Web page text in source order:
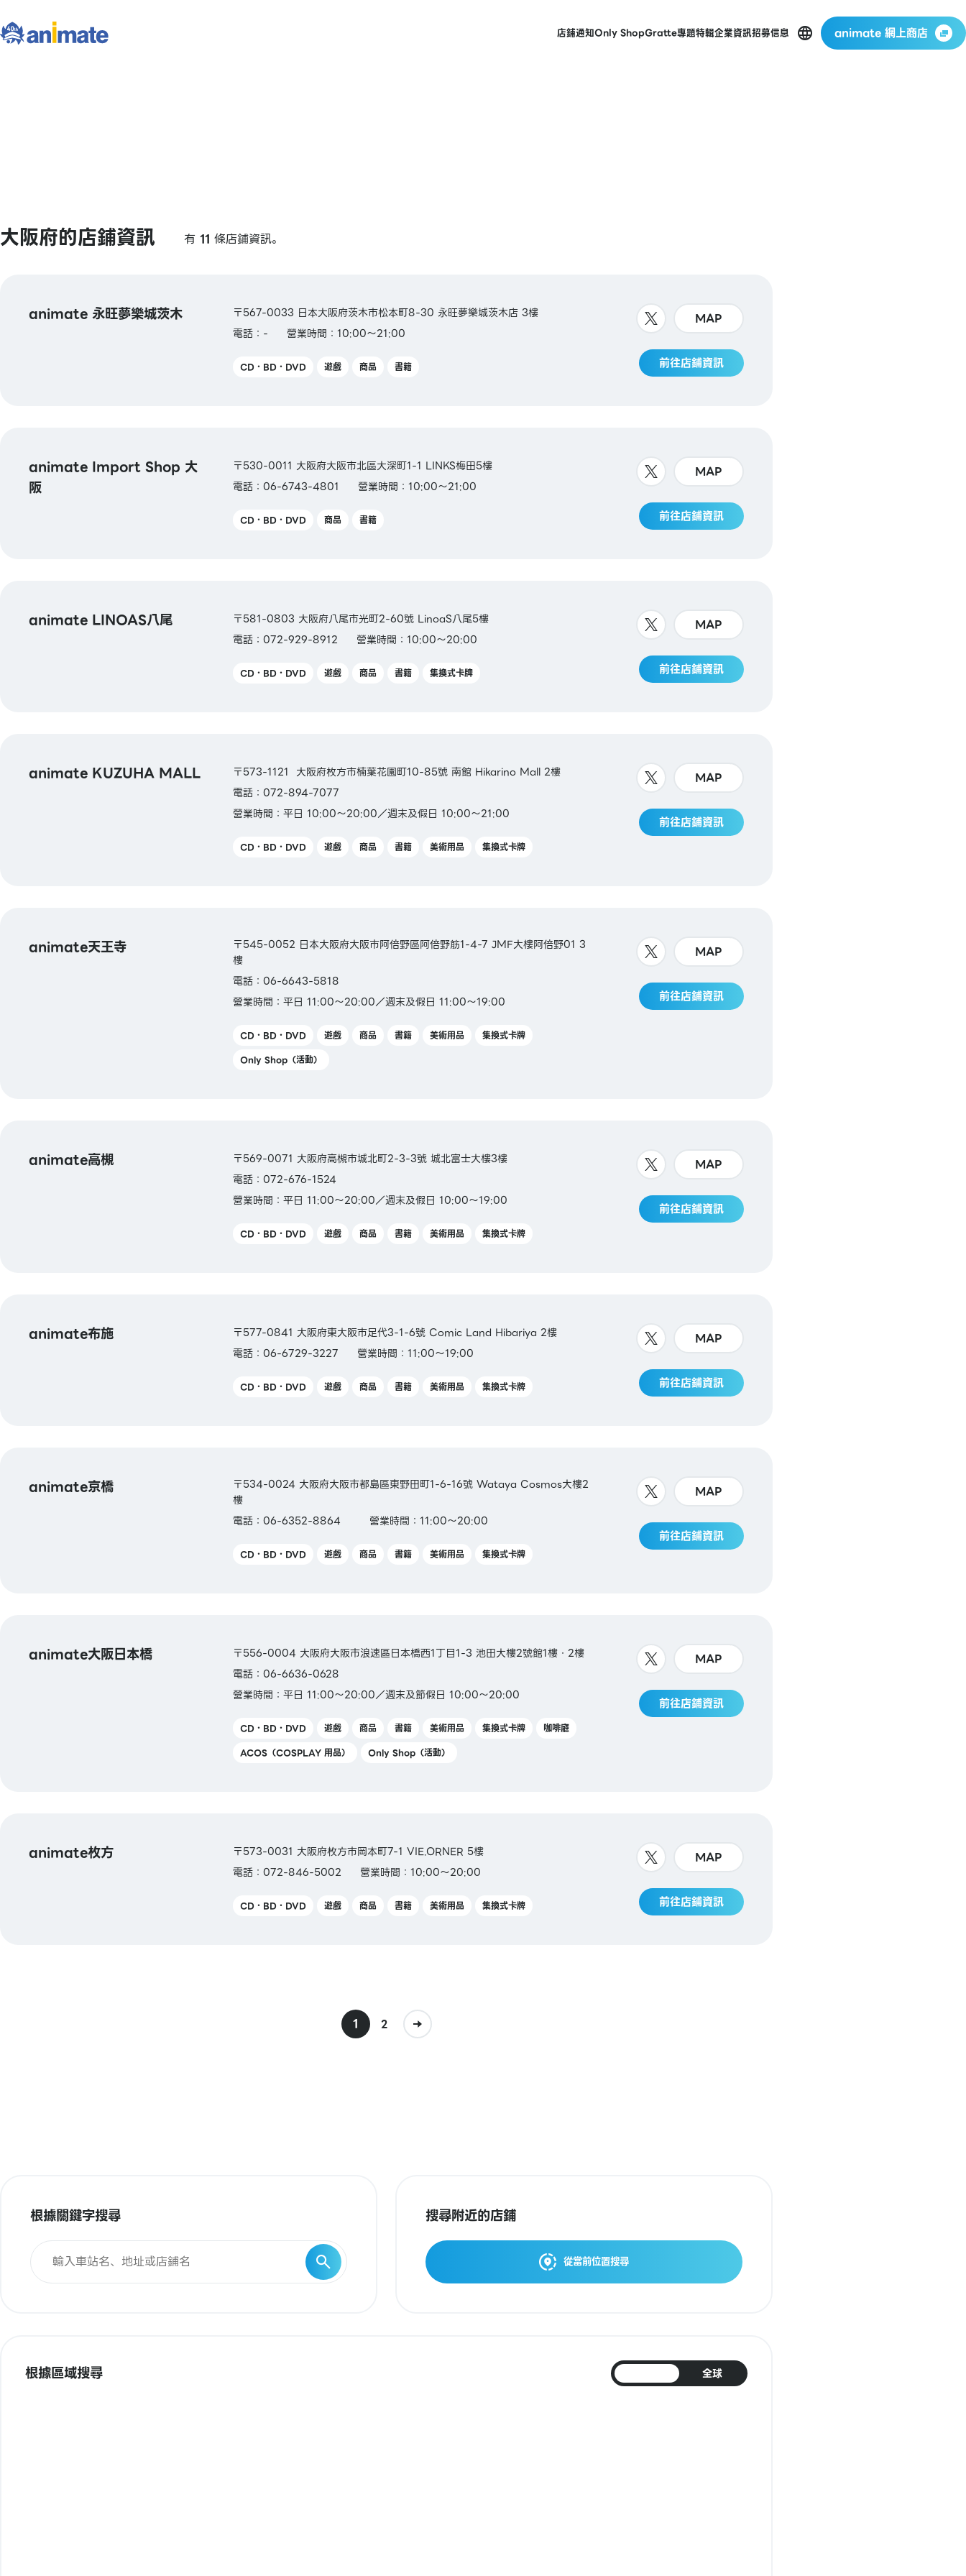
店鋪通知Only ShopGratte專題特輯企業資訊招募信息 animate 網上商店
大阪府的店鋪資訊 有 11 條店鋪資訊。
animate 永旺夢樂城茨木
〒567-0033 日本大阪府茨木市松本町8-30 永旺夢樂城茨木店 3樓
電話：-
營業時間：10:00～21:00
CD・BD・DVD 遊戲 商品 書籍
MAP
前往店鋪資訊
animate Import Shop 大
阪
〒530-0011 大阪府大阪市北區大深町1-1 LINKS梅田5樓
電話：06-6743-4801
營業時間：10:00～21:00
CD・BD・DVD 商品 書籍
MAP
前往店鋪資訊
animate LINOAS八尾
〒581-0803 大阪府八尾市光町2-60號 LinoaS八尾5樓
電話：072-929-8912
營業時間：10:00～20:00
CD・BD・DVD 遊戲 商品 書籍 集換式卡牌
MAP
前往店鋪資訊
animate KUZUHA MALL
〒573-1121 大阪府枚方市楠葉花園町10-85號 南館 Hikarino Mall 2樓
電話：072-894-7077
營業時間：平日 10:00～20:00／週末及假日 10:00～21:00
CD・BD・DVD 遊戲 商品 書籍 美術用品 集換式卡牌
MAP
前往店鋪資訊
animate天王寺
〒545-0052 日本大阪府大阪市阿倍野區阿倍野筋1-4-7 JMF大樓阿倍野01 3
樓
電話：06-6643-5818
營業時間：平日 11:00～20:00／週末及假日 11:00～19:00
CD・BD・DVD 遊戲 商品 書籍 美術用品
集換式卡牌
Only Shop（活動）
MAP
前往店鋪資訊
animate高槻
〒569-0071 大阪府高槻市城北町2-3-3號 城北富士大樓3樓
電話：072-676-1524
營業時間：平日 11:00～20:00／週末及假日 10:00～19:00
CD・BD・DVD 遊戲 商品 書籍 美術用品 集換式卡牌
MAP
前往店鋪資訊
animate布施
〒577-0841 大阪府東大阪市足代3-1-6號 Comic Land Hibariya 2樓
電話：06-6729-3227
營業時間：11:00～19:00
CD・BD・DVD 遊戲 商品 書籍 美術用品 集換式卡牌
MAP
前往店鋪資訊
animate京橋
〒534-0024 大阪府大阪市都島區東野田町1-6-16號 Wataya Cosmos大樓2
樓
電話：06-6352-8864
營業時間：11:00～20:00
CD・BD・DVD 遊戲 商品 書籍 美術用品 集換式卡牌
MAP
前往店鋪資訊
animate大阪日本橋
〒556-0004 大阪府大阪市浪速區日本橋西1丁目1-3 池田大樓2號館1樓・2樓
電話：06-6636-0628
營業時間：平日 11:00～20:00／週末及節假日 10:00～20:00
CD・BD・DVD 遊戲 商品 書籍 美術用品 集換式卡牌
咖啡廳
ACOS（COSPLAY 用品）
Only Shop（活動）
MAP
前往店鋪資訊
animate枚方
〒573-0031 大阪府枚方市岡本町7-1 VIE.ORNER 5樓
電話：072-846-5002
營業時間：10:00～20:00
CD・BD・DVD 遊戲 商品 書籍 美術用品 集換式卡牌
MAP
前往店鋪資訊
1 2
根據關鍵字搜尋 搜尋附近的店鋪
從當前位置搜尋
根據區域搜尋 全球